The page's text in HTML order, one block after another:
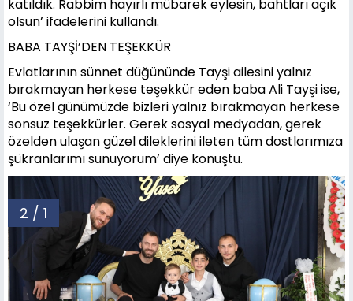
katıldık. Rabbim hayırlı mübarek eylesin, bahtları açık
olsun’ ifadelerini kullandı.
BABA TAYŞİ’DEN TEŞEKKÜR
Evlatlarının sünnet düğününde Tayşi ailesini yalnız
bırakmayan herkese teşekkür eden baba Ali Tayşi ise,
‘Bu özel günümüzde bizleri yalnız bırakmayan herkese
sonsuz teşekkürler. Gerek sosyal medyadan, gerek
özelden ulaşan güzel dileklerini ileten tüm dostlarımıza
şükranlarımı sunuyorum’ diye konuştu.
2 / 1